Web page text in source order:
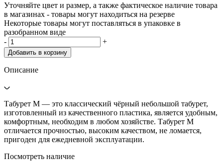
Уточняйте цвет и размер, а также фактическое наличие товара
в магазинах - товары могут находиться на резерве
Некоторые товары могут поставляться в упаковке в
разобранном виде
-
+
Добавить в корзину
Описание
Табурет М — это классический чёрный небольшой табурет,
изготовленный из качественного пластика, является удобным,
комфортным, необходим в любом хозяйстве. Табурет М
отличается прочностью, высоким качеством, не ломается,
пригоден для ежедневной эксплуатации.
Посмотреть наличие